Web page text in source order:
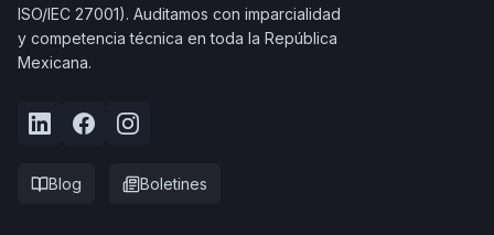
ISO/IEC 27001). Auditamos con imparcialidad
y competencia técnica en toda la República
Mexicana.
Blog Boletines